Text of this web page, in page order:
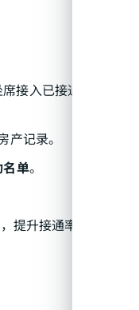
接入已接通的电
记录。
单。
提升接通率。